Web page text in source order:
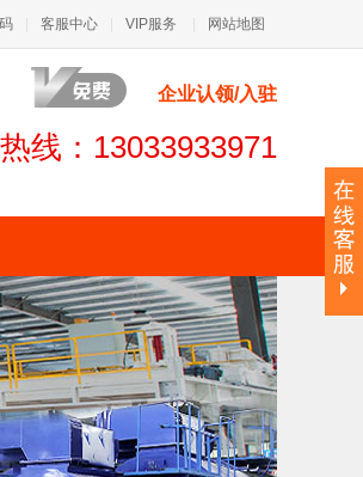
客服中心 VIP服务 网站地图
企业认领/入驻
线：13033933971